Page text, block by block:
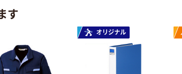
す
オリジナル